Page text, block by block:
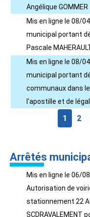
Angélique GOMMER
Mis en ligne le 08/
municipal portant
Pascale
Mis en ligne le 08/
municipal portant
communaux dans
l'apostille et de
1 2
Arrêtés
Mis en ligne le 06/
Autorisation de
stationnement 22
SCDRAVALEMENT